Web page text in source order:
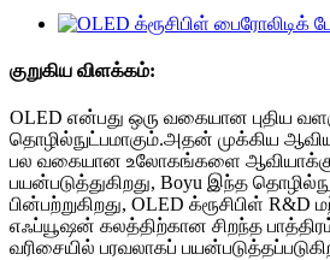
குறுகிய விளக்கம்:
OLED என்பது ஒரு வகையான புதிய
தொழில்நுட்பமாகும்.அதன் முக்கிய
பல வகையான உலோகங்களை
பயன்படுத்துகிறது, Boyu இந்த
பின்பற்றுகிறது, OLED க்ரூசிபிள் R&D
எஃப்யூஷன் கலத்திற்கான சிறந்த
வரிசையில் பரவலாகப்